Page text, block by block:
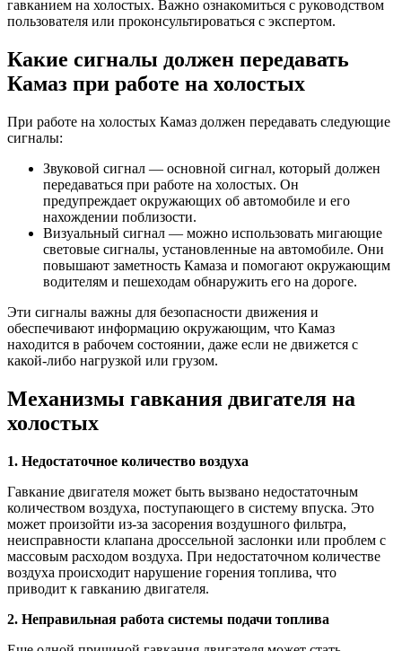
гавканием на холостых. Важно ознакомиться с руководством
пользователя или проконсультироваться с экспертом.
Какие сигналы должен передавать
Камаз при работе на холостых
При работе на холостых Камаз должен передавать следующие
сигналы:
Звуковой сигнал — основной сигнал, который должен
передаваться при работе на холостых. Он
предупреждает окружающих об автомобиле и его
нахождении поблизости.
Визуальный сигнал — можно использовать мигающие
световые сигналы, установленные на автомобиле. Они
повышают заметность Камаза и помогают окружающим
водителям и пешеходам обнаружить его на дороге.
Эти сигналы важны для безопасности движения и
обеспечивают информацию окружающим, что Камаз
находится в рабочем состоянии, даже если не движется с
какой-либо нагрузкой или грузом.
Механизмы гавкания двигателя на
холостых
1. Недостаточное количество воздуха
Гавкание двигателя может быть вызвано недостаточным
количеством воздуха, поступающего в систему впуска. Это
может произойти из-за засорения воздушного фильтра,
неисправности клапана дроссельной заслонки или проблем с
массовым расходом воздуха. При недостаточном количестве
воздуха происходит нарушение горения топлива, что
приводит к гавканию двигателя.
2. Неправильная работа системы подачи топлива